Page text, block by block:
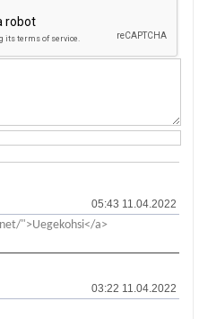
05:43 11.04.2022
">Uegekohsi</a>
03:22 11.04.2022